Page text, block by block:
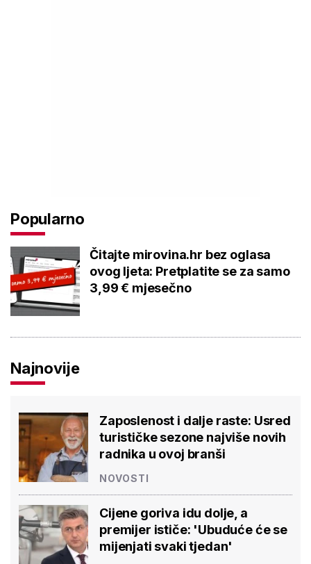
Popularno
Čitajte mirovina.hr bez oglasa
ovog ljeta: Pretplatite se za samo
3,99 € mjesečno
Najnovije
Zaposlenost i dalje raste: Usred
turističke sezone najviše novih
radnika u ovoj branši
NOVOSTI
Cijene goriva idu dolje, a
premijer ističe: 'Ubuduće će se
mijenjati svaki tjedan'